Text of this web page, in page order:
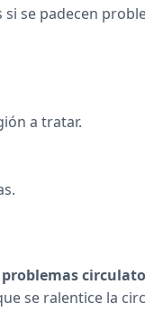
se padecen
a tratar.
problemas
se ralentice la